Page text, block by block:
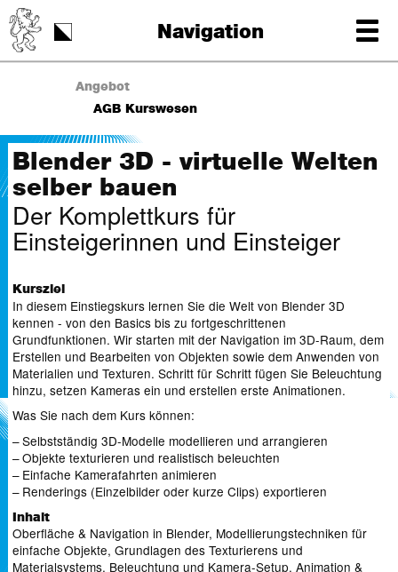
Navigation
Tag der Schrift
Angebot
AGB Kurswesen
Blender 3D - virtuelle Welten
selber bauen
Der Komplettkurs für
Einsteigerinnen und Einsteiger
Kursziel
In diesem Einstiegskurs lernen Sie die Welt von Blender 3D
kennen - von den Basics bis zu fortgeschrittenen
Grundfunktionen. Wir starten mit der Navigation im 3D-Raum, dem
Erstellen und Bearbeiten von Objekten sowie dem Anwenden von
Materialien und Texturen. Schritt für Schritt fügen Sie Beleuchtung
hinzu, setzen Kameras ein und erstellen erste Animationen.
Was Sie nach dem Kurs können:
Selbstständig 3D-Modelle modellieren und arrangieren
Objekte texturieren und realistisch beleuchten
Einfache Kamerafahrten animieren
Renderings (Einzelbilder oder kurze Clips) exportieren
Inhalt
Oberfläche & Navigation in Blender, Modellierungstechniken für
einfache Objekte, Grundlagen des Texturierens und
Materialsystems, Beleuchtung und Kamera-Setup, Animation &